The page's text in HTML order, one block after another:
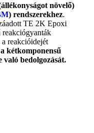
növelő)
) rendszerekhez.
TE 2K Epoxi
reakciógyanták
reakcióidejét
kétkomponensű
való bedolgozását.